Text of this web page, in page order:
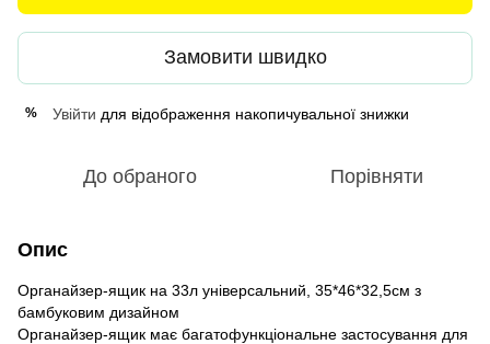
Замовити швидко
% Увійти для відображення накопичувальної знижки
До обраного Порівняти
Опис
Органайзер-ящик на 33л універсальний, 35*46*32,5см з
бамбуковим дизайном
Органайзер-ящик має багатофункціональне застосування для